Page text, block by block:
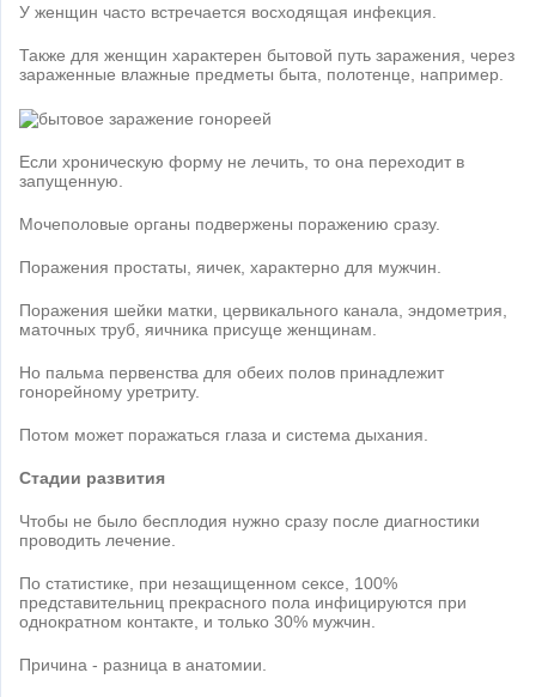
У женщин часто встречается восходящая инфекция.
Также для женщин характерен бытовой путь заражения, через
зараженные влажные предметы быта, полотенце, например.
Если хроническую форму не лечить, то она переходит в
запущенную.
Мочеполовые органы подвержены поражению сразу.
Поражения простаты, яичек, характерно для мужчин.
Поражения шейки матки, цервикального канала, эндометрия,
маточных труб, яичника присуще женщинам.
Но пальма первенства для обеих полов принадлежит
гонорейному уретриту.
Потом может поражаться глаза и система дыхания.
Стадии развития
Чтобы не было бесплодия нужно сразу после диагностики
проводить лечение.
По статистике, при незащищенном сексе, 100%
представительниц прекрасного пола инфицируются при
однократном контакте, и только 30% мужчин.
Причина - разница в анатомии.